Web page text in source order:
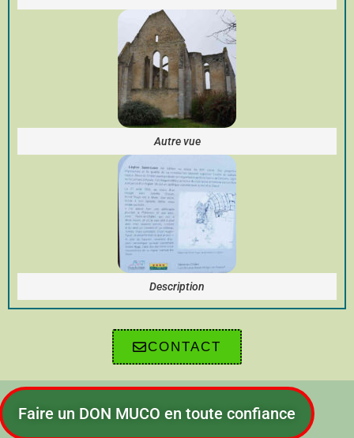
Autre vue
Description
CONTACT
Faire un DON MUCO en toute confiance